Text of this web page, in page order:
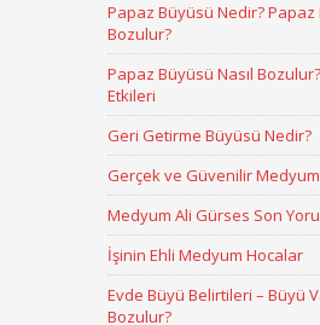
Papaz Büyüsü Nedir? Papaz
Bozulur?
Papaz Büyüsü Nasıl
Etkileri
Geri Getirme Büyüsü Nedir?
Gerçek ve Güvenilir
Medyum Ali Gürses Son
İşinin Ehli Medyum Hocalar
Evde Büyü Belirtileri – Büyü
Bozulur?